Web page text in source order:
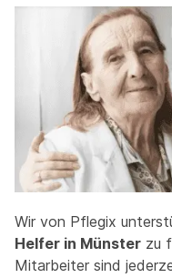
Wir von Pflegix
Helfer in Münster zu
Mitarbeiter sind